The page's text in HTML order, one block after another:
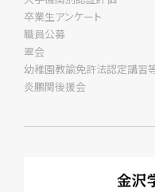
卒業生アンケート
職員公募
翠会
幼稚園教諭免許法認定講習
炎鵬関後援会